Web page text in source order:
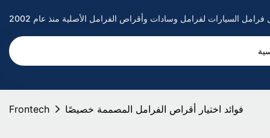
Frontech فوائد اختيار أقراص الفرامل المصممة خصيصًا